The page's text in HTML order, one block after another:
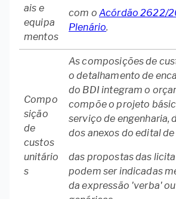
ais e
equipa
mentos
com o Acórdão 2622/
Plenário.
Compo
sição
de
custos
unitário
s
As composições de
o detalhamento de
do BDI integram o
compõe o projeto
serviço de engenharia,
dos anexos do edital
das propostas das
podem ser indicadas
da expressão 'verba'